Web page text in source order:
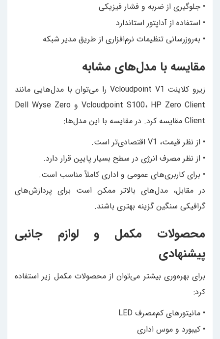
• جلوگیری از ضربه و فشار فیزیکی
• استفاده از آداپتور استاندارد
• به‌روزرسانی تنظیمات نرم‌افزاری از طریق مدیر شبکه
مقایسه با مدل‌های مشابه
زیرو کلاینت Vcloudpoint V1 را می‌توان با مدل‌هایی مانند
Vcloudpoint S100، HP Zero Client و Dell Wyse Zero
Client مقایسه کرد. در مقایسه با این مدل‌ها:
• از نظر قیمت، V1 اقتصادی‌تر است.
• از نظر مصرف انرژی در سطح بسیار پایین قرار دارد.
• برای کاربری‌های عمومی و اداری کاملاً مناسب است.
در مقابل، مدل‌های بالاتر ممکن است برای پردازش‌های
گرافیکی سنگین گزینه بهتری باشند.
محصولات مکمل و لوازم جانبی
پیشنهادی
برای بهره‌وری بیشتر می‌توان از محصولات مکمل زیر استفاده
کرد:
• مانیتورهای کم‌مصرف LED
• کیبورد و موس اداری